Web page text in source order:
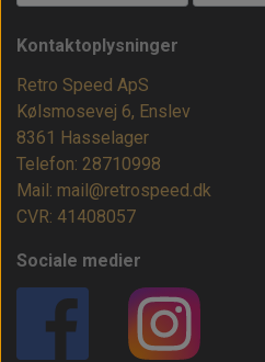
Kontaktoplysninger
Retro Speed ApS
Kølsmosevej 6, Enslev
8361 Hasselager
Telefon: 28710998
Mail: mail@retrospeed.dk
CVR: 41408057
Sociale medier